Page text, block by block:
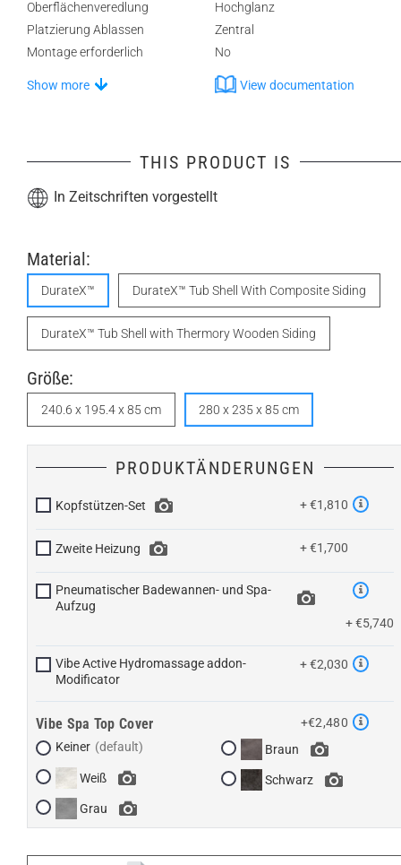
Oberflächenveredlung
Hochglanz
Platzierung Ablassen
Zentral
Montage erforderlich
No
Show more View documentation
THIS PRODUCT IS
In Zeitschriften vorgestellt
Material:
DurateX™ DurateX™ Tub Shell With Composite Siding
DurateX™ Tub Shell with Thermory Wooden Siding
Größe:
240.6 x 195.4 x 85 cm 280 x 235 x 85 cm
PRODUKTÄNDERUNGEN
Kopfstützen-Set + €1,810
Zweite Heizung + €1,700
Pneumatischer Badewannen- und Spa-
Aufzug
+ €5,740
Vibe Active Hydromassage addon-
Modificator
+ €2,030
Vibe Spa Top Cover
+€2,480
Keiner
Weiß
Grau
Braun
Schwarz